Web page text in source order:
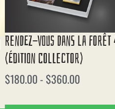
Rendez-Vous Dans La Forêt
(édition Collector)
$180.00 - $360.00